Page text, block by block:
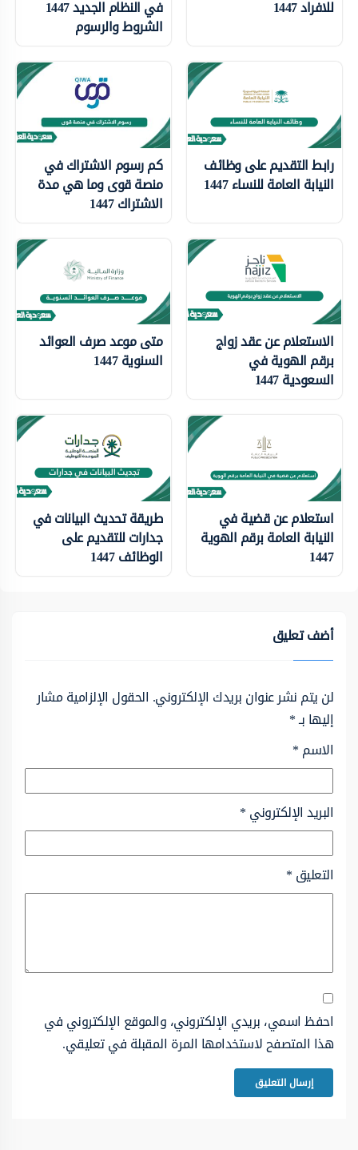
للافراد 1447 في النظام الجديد 1447
الشروط والرسوم
رابط التقديم على وظائف
النيابة العامة للنساء 1447
كم رسوم الاشتراك في
منصة قوى وما هي مدة
الاشتراك 1447
الاستعلام عن عقد زواج
برقم الهوية في
السعودية 1447
متى موعد صرف العوائد
السنوية 1447
استعلام عن قضية في
النيابة العامة برقم الهوية
1447
طريقة تحديث البيانات في
جدارات للتقديم على
الوظائف 1447
أضف تعليق
لن يتم نشر عنوان بريدك الإلكتروني. الحقول الإلزامية مشار
إليها بـ*
الاسم*
البريد الإلكتروني*
التعليق*
احفظ اسمي، بريدي الإلكتروني، والموقع الإلكتروني في
هذا المتصفح لاستخدامها المرة المقبلة في تعليقي.